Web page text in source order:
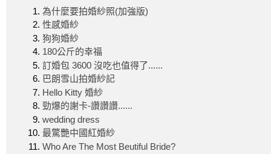
為什麼要拍婚紗照(加強版)
性感婚紗
狗狗婚紗
180公斤的幸福
訂婚包 3600 沒吃也值得了......
巴朗雪山拍婚紗記
Hello Kitty 婚紗
勁爆的謝卡-讚讚讚......
wedding dress
最驚艷中國紅婚紗
Who Are The Most Beutiful Bride?